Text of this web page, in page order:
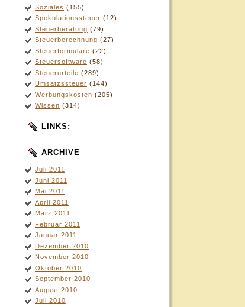
Soziales (155)
Spekulationssteuer (12)
Steuerberatung (79)
Steuerberechnung (27)
Steuerformulare (22)
Steuersoftware (58)
Steuerurteile (289)
Umsatzssteuer (144)
Werbungskosten (205)
Wissen (314)
LINKS:
ARCHIVE
Juli 2011
Juni 2011
Mai 2011
April 2011
März 2011
Februar 2011
Januar 2011
Dezember 2010
November 2010
Oktober 2010
September 2010
August 2010
Juli 2010